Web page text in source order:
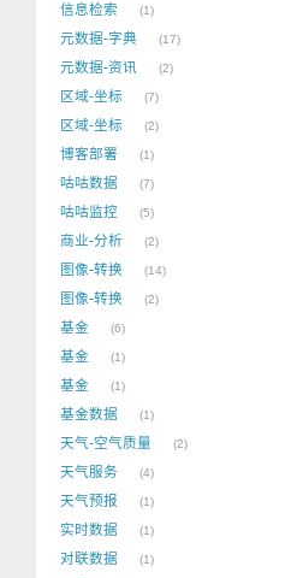
信息检索 1
元数据-字典 17
元数据-资讯 2
区域-坐标 7
区域-坐标 2
博客部署 1
咕咕数据 7
咕咕监控 5
商业-分析 2
图像-转换 14
图像-转换 2
基金 6
基金 1
基金 1
基金数据 1
天气-空气质量 2
天气服务 4
天气预报 1
实时数据 1
对联数据 1